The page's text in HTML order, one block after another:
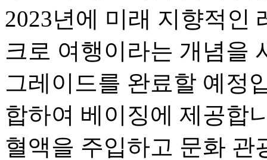
2023년에 미래 지향적인
크로 여행이라는 개념을
그레이드를 완료할 예정
합하여 베이징에 제공합
혈액을 주입하고 문화